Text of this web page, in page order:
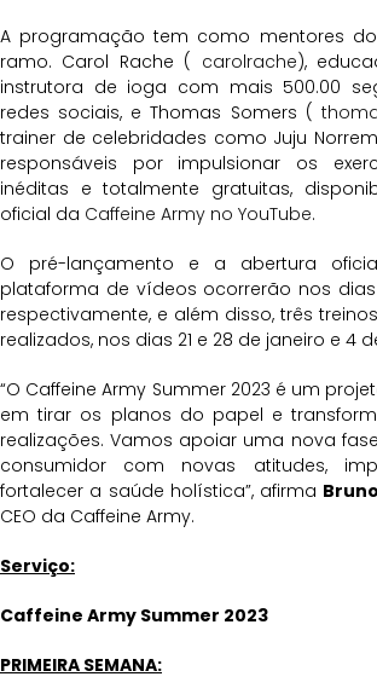
A programação tem como mentores
ramo. Carol Rache ( carolrache),
instrutora de ioga com mais 500.00
redes sociais, e Thomas Somers (
trainer de celebridades como Juju
responsáveis por impulsionar os
inéditas e totalmente gratuitas,
oficial da Caffeine Army no YouTube.
O pré-lançamento e a abertura
plataforma de vídeos ocorrerão nos dias
respectivamente, e além disso, três
realizados, nos dias 21 e 28 de janeiro e 4
“O Caffeine Army Summer 2023 é um
em tirar os planos do papel e
realizações. Vamos apoiar uma nova
consumidor com novas atitudes,
fortalecer a saúde holística”, afirma
CEO da Caffeine Army.
Serviço:
Caffeine Army Summer 2023
PRIMEIRA SEMANA: